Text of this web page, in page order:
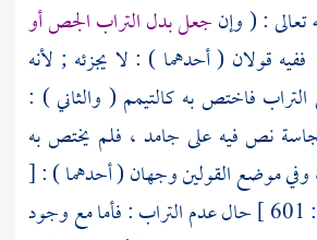
تعالى : ( وإنجعل بدل التراب الجص أو
ففيه قولان ( أحدهما ) : لا يجزئه ; لأنه
فاختص به كالتيمم ( والثاني ) :
نص فيه على جامد ، فلم يختص به
وفي موضع القولين وجهان ( أحدهما ) : [
حال عدم التراب : فأما مع وجود